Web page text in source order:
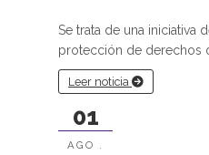
Se trata de una iniciativa
protección de derechos
Leer noticia
01
AGO .